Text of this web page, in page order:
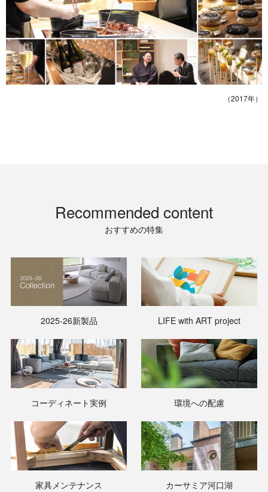
（2017年）
Recommended content
おすすめの特集
2025-26新製品 LIFE with ART project
コーディネート実例 環境への配慮
家具メンテナンス カーサミア河口湖